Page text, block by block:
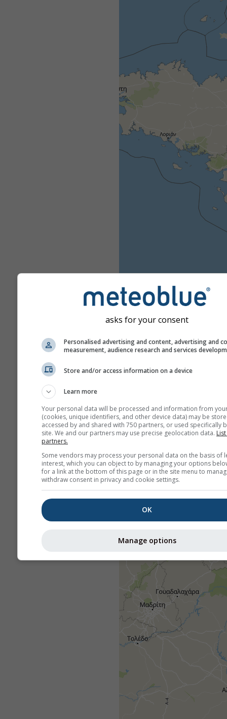
asks for your consent
Personalised advertising and content, advertising and
measurement, audience research and services
Store and/or access information on a device
Learn more
Your personal data will be processed and information from
(cookies, unique identifiers, and other device data) may be
accessed by and shared with 750 partners, or used specifically
site. We and our partners may use precise geolocation data.
partners.
Some vendors may process your personal data on the basis of
interest, which you can object to by managing your options
for a link at the bottom of this page or in the site menu to
withdraw consent in privacy and cookie settings.
OK
Manage options